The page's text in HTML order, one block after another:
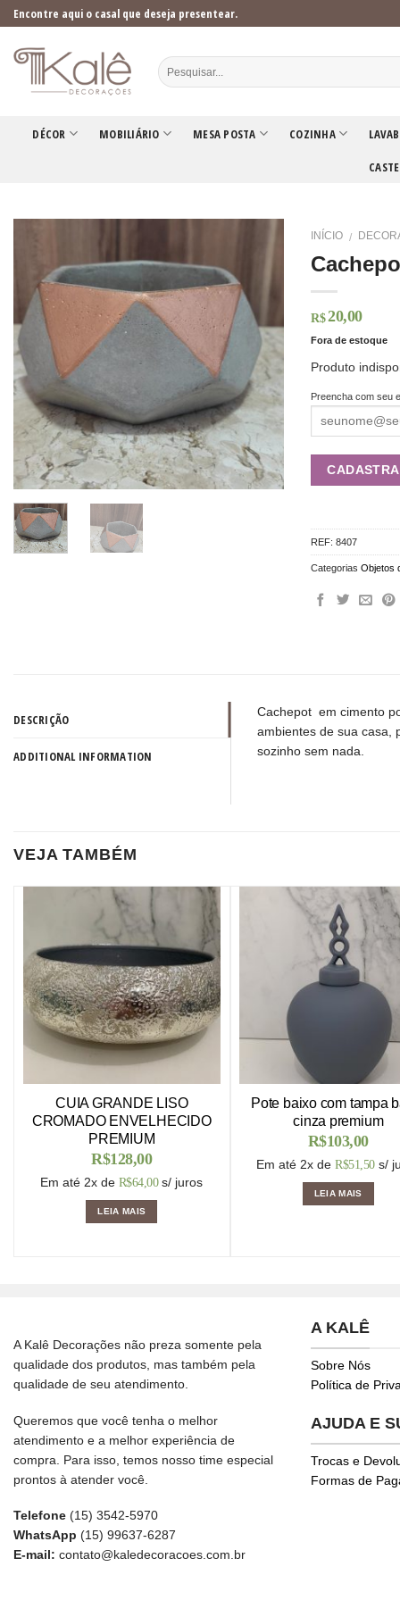
Skip
to
content
Encontre aqui o casal que deseja presentear.
DÉCOR MOBILIÁRIO MESA POSTA COZINHA
INÍCIO /
R$ 20,00
Fora de estoque
Produto
Preencha com seu
REF:8407
CategoriasObjetos
DESCRIÇÃO
ADDITIONAL INFORMATION
Cachepot em cimento
ambientes de sua casa,
sozinho sem nada.
VEJA TAMBÉM
CUIA GRANDE LISO
CROMADO ENVELHECIDO
PREMIUM
R$128,00
Em até 2x de R$64,00 s/ juros
LEIA MAIS
Pote baixo com tampa
cinza premium
R$103,00
Em até 2x de R$51,50 s/
LEIA MAIS
A Kalê Decorações não preza somente pela
qualidade dos produtos, mas também pela
qualidade de seu atendimento.
Queremos que você tenha o melhor
atendimento e a melhor experiência de
compra. Para isso, temos nosso time especial
prontos à atender você.
Telefone (15) 3542-5970
WhatsApp (15) 99637-6287
E-mail: contato@kaledecoracoes.com.br
A KALÊ
Sobre Nós
Política de
AJUDA E
Trocas e
Formas de